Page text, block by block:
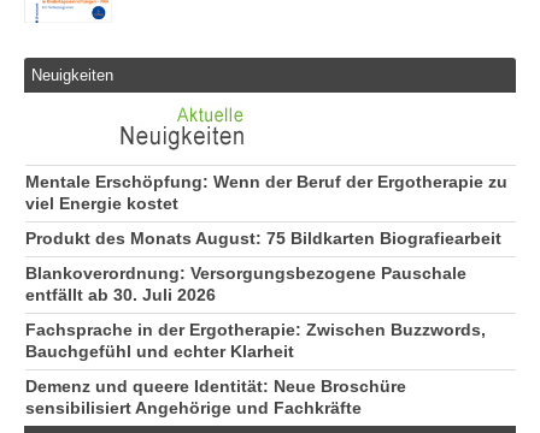
Neuigkeiten
Mentale Erschöpfung: Wenn der Beruf der Ergotherapie zu
viel Energie kostet
Produkt des Monats August: 75 Bildkarten Biografiearbeit
Blankoverordnung: Versorgungsbezogene Pauschale
entfällt ab 30. Juli 2026
Fachsprache in der Ergotherapie: Zwischen Buzzwords,
Bauchgefühl und echter Klarheit
Demenz und queere Identität: Neue Broschüre
sensibilisiert Angehörige und Fachkräfte